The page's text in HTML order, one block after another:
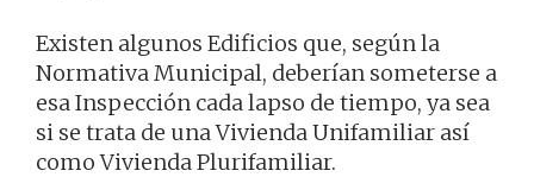
Existen algunos Edificios que, según la
Normativa Municipal, deberían someterse a
esa Inspección cada lapso de tiempo, ya sea
si se trata de una Vivienda Unifamiliar así
como Vivienda Plurifamiliar.